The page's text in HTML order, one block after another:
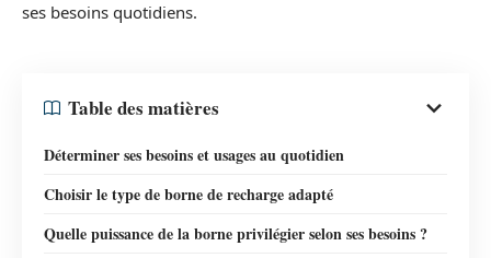
ses besoins quotidiens.
Table des matières
Déterminer ses besoins et usages au quotidien
Choisir le type de borne de recharge adapté
Quelle puissance de la borne privilégier selon ses besoins ?